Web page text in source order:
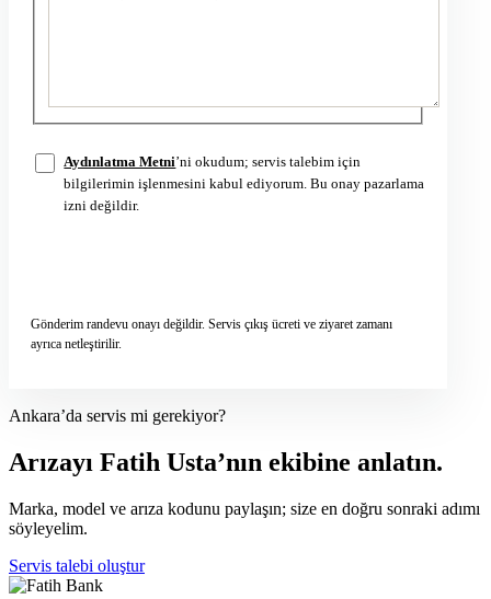
Aydınlatma Metni’ni okudum; servis talebim için
bilgilerimin işlenmesini kabul ediyorum. Bu onay pazarlama
izni değildir.
Gönderim randevu onayı değildir. Servis çıkış ücreti ve ziyaret zamanı
ayrıca netleştirilir.
Ankara’da servis mi gerekiyor?
Arızayı Fatih Usta’nın ekibine anlatın.
Marka, model ve arıza kodunu paylaşın; size en doğru sonraki adımı
söyleyelim.
Servis talebi oluştur